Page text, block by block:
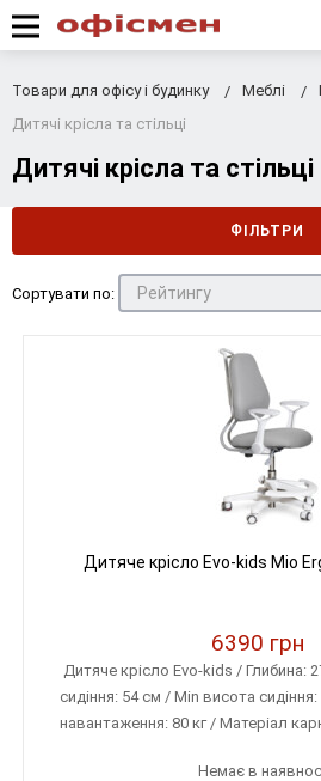
Товари для офісу і будинку Меблі
Дитячі крісла та стільці
Дитячі крісла та стільці
ФІЛЬТРИ
Сортувати по:
Дитяче крісло Evo-kids Mio
6390 грн
Дитяче крісло Evo-kids / Глибина:
сидіння: 54 см / Min висота
навантаження: 80 кг / Матеріал
Немає в